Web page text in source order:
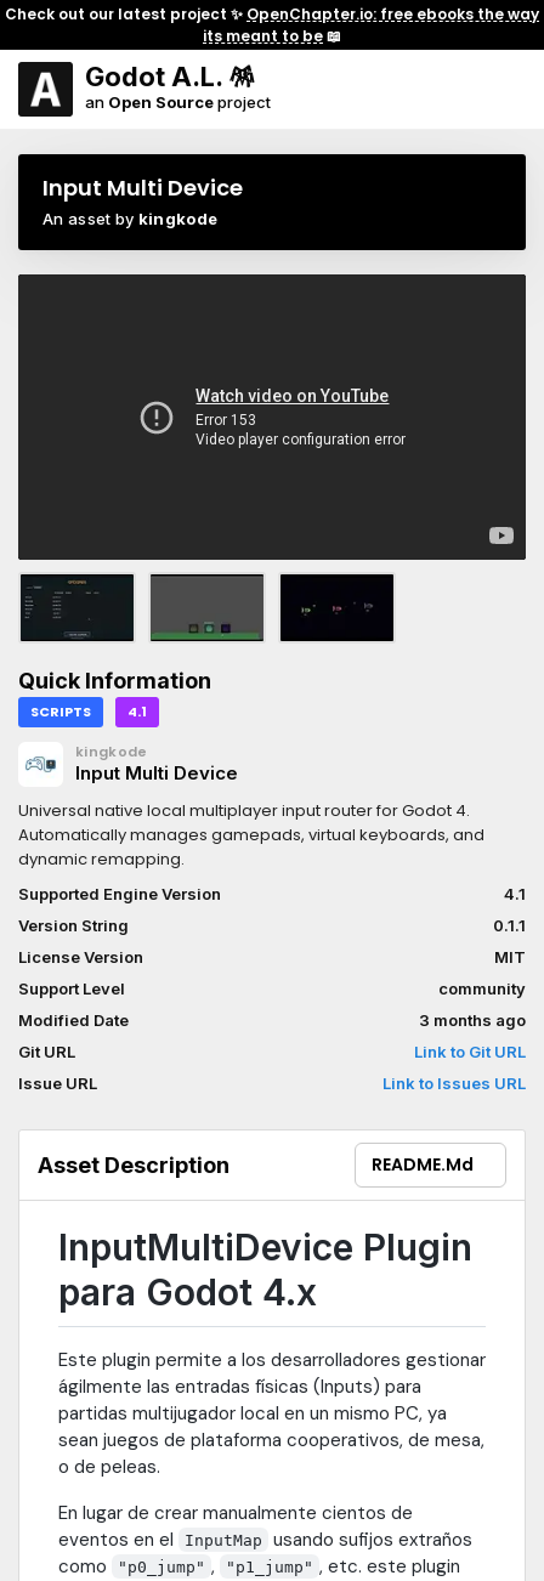
Check out our latest project ✨ OpenChapter.io: free ebooks the way
its meant to be📖
Godot A.L. 🪅
an Open Sourceproject
Input Multi Device
An asset by kingkode
Quick Information
SCRIPTS 4.1
kingkode
Input Multi Device
Universal native local multiplayer input router for Godot 4.
Automatically manages gamepads, virtual keyboards, and
dynamic remapping.
Supported Engine Version
4.1
Version String
0.1.1
License Version
MIT
Support Level
community
Modified Date
3 months ago
Git URL
Link to Git URL
Issue URL
Link to Issues URL
Asset Description README.md
InputMultiDevice Plugin
para Godot 4.x
Este plugin permite a los desarrolladores gestionar
ágilmente las entradas físicas (Inputs) para
partidas multijugador local en un mismo PC, ya
sean juegos de plataforma cooperativos, de mesa,
o de peleas.
En lugar de crear manualmente cientos de
eventos en el
InputMap
usando sufijos extraños
como
"p0_jump" , "p1_jump" , etc. este plugin